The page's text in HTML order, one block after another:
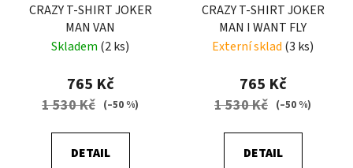
CRAZY T-SHIRT JOKER
MAN VAN
Skladem (2 ks)
765 Kč
1 530 Kč (–50 %)
DETAIL
CRAZY T-SHIRT JOKER
MAN I WANT FLY
Externí sklad (3 ks)
765 Kč
1 530 Kč (–50 %)
DETAIL